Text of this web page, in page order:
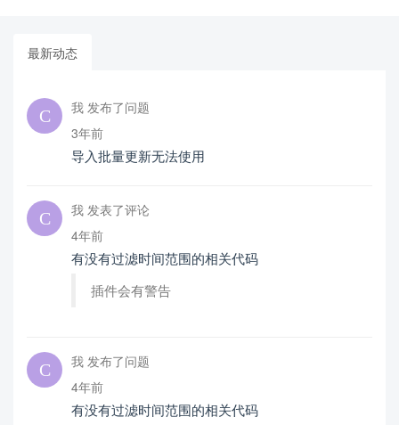
最新动态
我 发布了问题
3年前
导入批量更新无法使用
我 发表了评论
4年前
有没有过滤时间范围的相关代码
插件会有警告
我 发布了问题
4年前
有没有过滤时间范围的相关代码